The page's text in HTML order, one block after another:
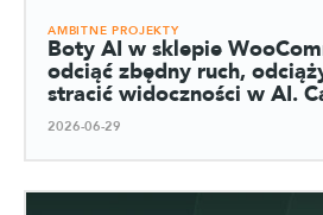
AMBITNE PROJEKTY
Boty AI w sklepie
odciąć zbędny ruch,
stracić widoczności w AI.
2026-06-29